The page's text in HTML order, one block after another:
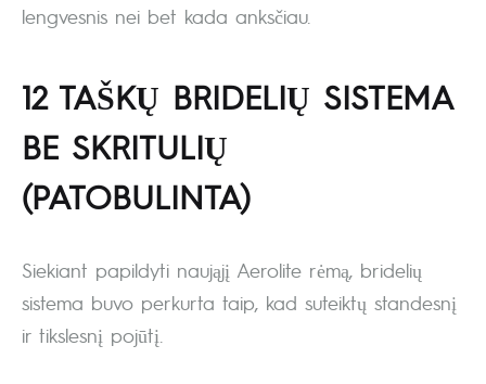
lengvesnis nei bet kada anksčiau.
12 TAŠKŲ BRIDELIŲ SISTEMA
BE SKRITULIŲ
(PATOBULINTA)
Siekiant papildyti naująjį Aerolite rėmą, bridelių
sistema buvo perkurta taip, kad suteiktų standesnį
ir tikslesnį pojūtį.